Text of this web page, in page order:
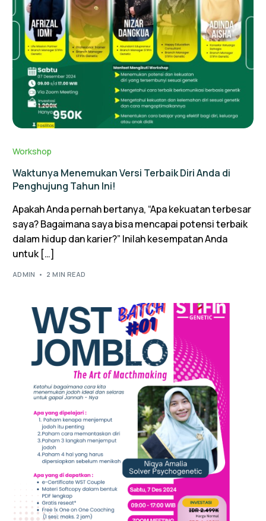
Workshop
Waktunya Menemukan Versi Terbaik Diri Anda di
Penghujung Tahun Ini!
Apakah Anda pernah bertanya, “Apa kekuatan terbesar
saya? Bagaimana saya bisa mencapai potensi terbaik
dalam hidup dan karier?” Inilah kesempatan Anda
untuk […]
ADMIN 2 MIN READ